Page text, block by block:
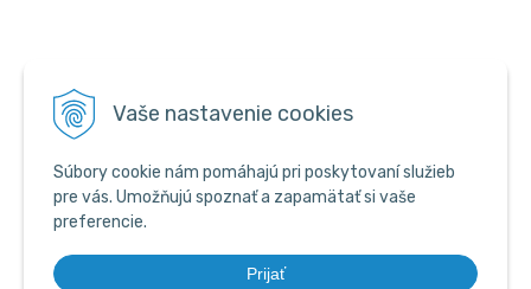
Vaše nastavenie cookies
Súbory cookie nám pomáhajú pri poskytovaní služieb
pre vás. Umožňujú spoznať a zapamätať si vaše
preferencie.
Prijať